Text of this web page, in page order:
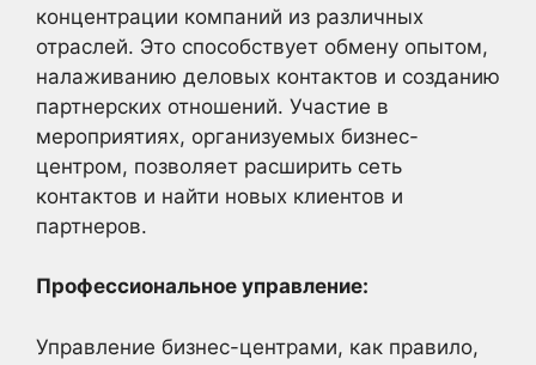
концентрации компаний из различных
отраслей. Это способствует обмену опытом,
налаживанию деловых контактов и созданию
партнерских отношений. Участие в
мероприятиях, организуемых бизнес-
центром, позволяет расширить сеть
контактов и найти новых клиентов и
партнеров.
Профессиональное управление:
Управление бизнес-центрами, как правило,